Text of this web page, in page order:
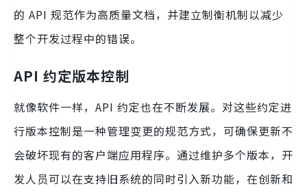
的 API 规范作为高质量文档，并建立制衡机制以减少
整个开发过程中的错误。
API 约定版本控制
就像软件一样，API 约定也在不断发展。对这些约定进
行版本控制是一种管理变更的规范方式，可确保更新不
会破坏现有的客户端应用程序。通过维护多个版本，开
发人员可以在支持旧系统的同时引入新功能，在创新和